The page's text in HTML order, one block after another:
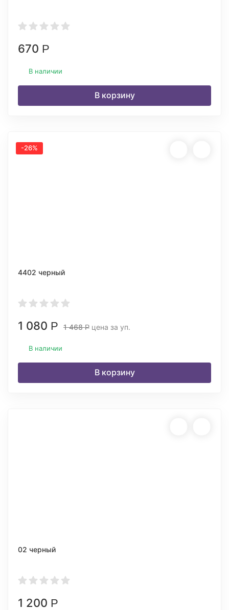
670 Р
В наличии
В корзину
-26%
4402 черный
1 080 Р 1 468Р цена за уп.
В наличии
В корзину
02 черный
1 200 Р